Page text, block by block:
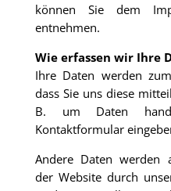
können Sie dem
entnehmen.
Wie erfassen wir Ihre
Ihre Daten werden
dass Sie uns diese
B. um Daten
Kontaktformular
Andere Daten werden
der Website durch